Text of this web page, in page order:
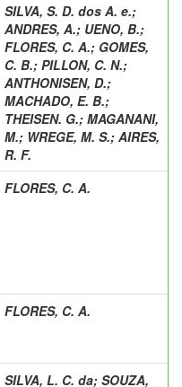
SILVA, S. D. dos A. e.;
ANDRES, A.; UENO, B.;
FLORES, C. A.; GOMES,
C. B.; PILLON, C. N.;
ANTHONISEN, D.;
MACHADO, E. B.;
THEISEN. G.; MAGANANI,
M.; WREGE, M. S.; AIRES,
R. F.
FLORES, C. A.
FLORES, C. A.
SILVA, L. C. da; SOUZA,